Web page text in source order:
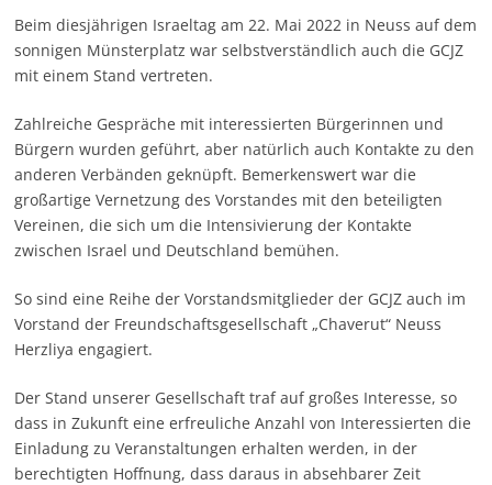
Beim diesjährigen Israeltag am 22. Mai 2022 in Neuss auf dem
sonnigen Münsterplatz war selbstverständlich auch die GCJZ
mit einem Stand vertreten.
Zahlreiche Gespräche mit interessierten Bürgerinnen und
Bürgern wurden geführt, aber natürlich auch Kontakte zu den
anderen Verbänden geknüpft. Bemerkenswert war die
großartige Vernetzung des Vorstandes mit den beteiligten
Vereinen, die sich um die Intensivierung der Kontakte
zwischen Israel und Deutschland bemühen.
So sind eine Reihe der Vorstandsmitglieder der GCJZ auch im
Vorstand der Freundschaftsgesellschaft „Chaverut“ Neuss
Herzliya engagiert.
Der Stand unserer Gesellschaft traf auf großes Interesse, so
dass in Zukunft eine erfreuliche Anzahl von Interessierten die
Einladung zu Veranstaltungen erhalten werden, in der
berechtigten Hoffnung, dass daraus in absehbarer Zeit